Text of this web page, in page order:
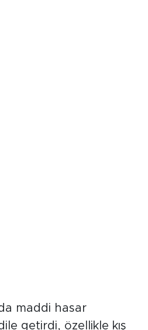
maddi hasar
getirdi, özellikle kış